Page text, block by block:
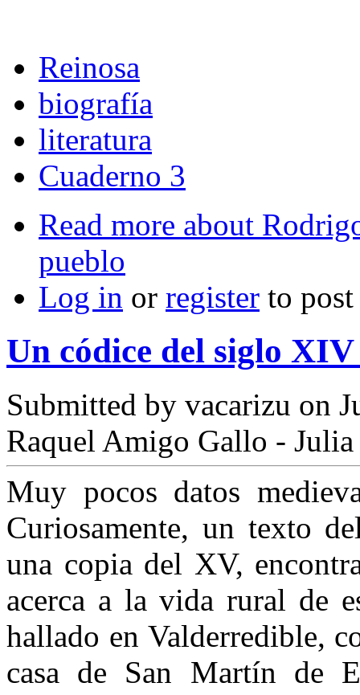
Reinosa
biografía
literatura
Cuaderno 3
Read more about
pueblo
Log in or register to
Un códice del siglo
Submitted by vacarizu on
Raquel Amigo Gallo - Julia
Muy pocos datos
Curiosamente, un texto
una copia del XV,
acerca a la vida rural de
hallado en Valderredible,
casa de San Martín de